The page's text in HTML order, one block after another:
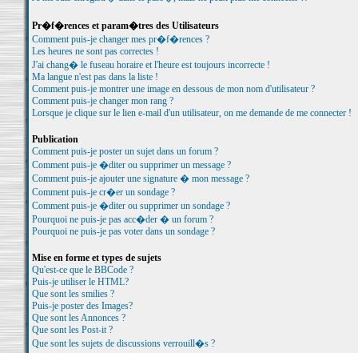
Pr�f�rences et param�tres des Utilisateurs
Comment puis-je changer mes pr�f�rences ?
Les heures ne sont pas correctes !
J'ai chang� le fuseau horaire et l'heure est toujours incorrecte !
Ma langue n'est pas dans la liste !
Comment puis-je montrer une image en dessous de mon nom d'utilisateur ?
Comment puis-je changer mon rang ?
Lorsque je clique sur le lien e-mail d'un utilisateur, on me demande de me connecter !
Publication
Comment puis-je poster un sujet dans un forum ?
Comment puis-je �diter ou supprimer un message ?
Comment puis-je ajouter une signature � mon message ?
Comment puis-je cr�er un sondage ?
Comment puis-je �diter ou supprimer un sondage ?
Pourquoi ne puis-je pas acc�der � un forum ?
Pourquoi ne puis-je pas voter dans un sondage ?
Mise en forme et types de sujets
Qu'est-ce que le BBCode ?
Puis-je utiliser le HTML?
Que sont les smilies ?
Puis-je poster des Images?
Que sont les Annonces ?
Que sont les Post-it ?
Que sont les sujets de discussions verrouill�s ?